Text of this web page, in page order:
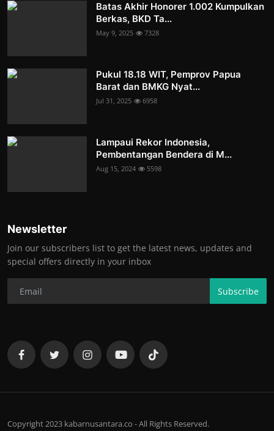
Batas Akhir Honorer 1.002 Kumpulkan
Berkas, BKD Ta...
May 9, 2025 7328
Pukul 18.18 WIT, Pemprov Papua
Barat dan BMKG Nyat...
Jul 31, 2025 6958
Lampaui Rekor Indonesia,
Pembentangan Bendera di M...
Aug 15, 2024 5598
Newsletter
Join our subscribers list to get the latest news, updates and
special offers directly in your inbox
Subscribe
Copyright 2023 kabarnusantara.co - All Rights Reserved.